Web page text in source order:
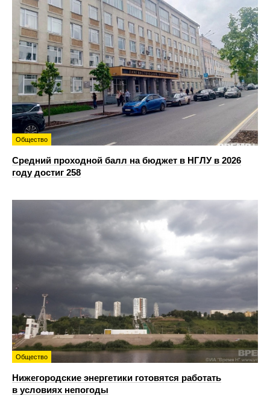
Общество
Средний проходной балл на бюджет в НГЛУ в 2026
году достиг 258
Общество
Нижегородские энергетики готовятся работать
в условиях непогоды